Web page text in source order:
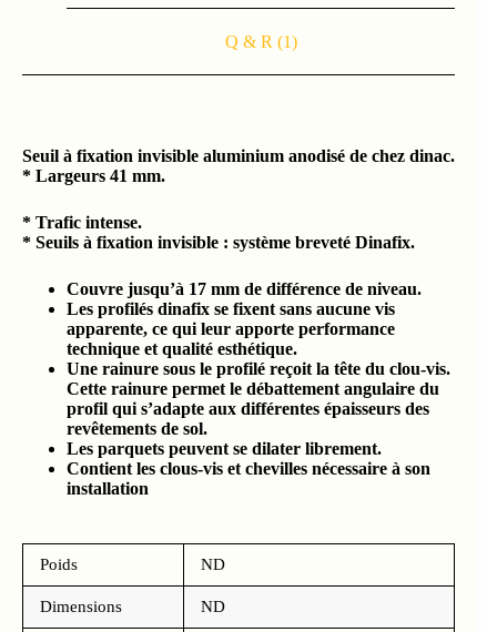
Q & R (1)
Seuil à fixation invisible aluminium anodisé de chez dinac.
* Largeurs 41 mm.
* Trafic intense.
* Seuils à fixation invisible : système breveté Dinafix.
Couvre jusqu’à 17 mm de différence de niveau.
Les profilés dinafix se fixent sans aucune vis
apparente, ce qui leur apporte performance
technique et qualité esthétique.
Une rainure sous le profilé reçoit la tête du clou-vis.
Cette rainure permet le débattement angulaire du
profil qui s’adapte aux différentes épaisseurs des
revêtements de sol.
Les parquets peuvent se dilater librement.
Contient les clous-vis et chevilles nécessaire à son
installation
Poids ND
Dimensions ND